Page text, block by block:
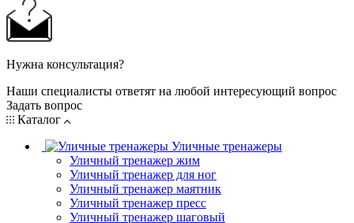
Нужна консультация?
Наши специалисты ответят на любой интересующий вопрос
Задать вопрос
Каталог
Уличные тренажеры
Уличный тренажер жим
Уличный тренажер для ног
Уличный тренажер маятник
Уличный тренажер пресс
Уличный тренажер шаговый